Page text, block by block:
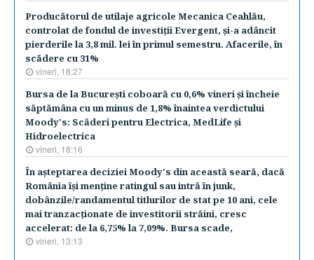
Producătorul de utilaje agricole Mecanica Ceahlău,
controlat de fondul de investiţii Evergent, şi-a adâncit
pierderile la 3,8 mil. lei în primul semestru. Afacerile, în
scădere cu 31%
vineri, 18:27
Bursa de la Bucureşti coboară cu 0,6% vineri şi încheie
săptămâna cu un minus de 1,8% înaintea verdictului
Moody's: Scăderi pentru Electrica, MedLife şi
Hidroelectrica
vineri, 18:16
În aşteptarea deciziei Moody's din această seară, dacă
România îşi menţine ratingul sau intră în junk,
dobânzile/randamentul titlurilor de stat pe 10 ani, cele
mai tranzacţionate de investitorii străini, cresc
accelerat: de la 6,75% la 7,09%. Bursa scade,
vineri, 13:13